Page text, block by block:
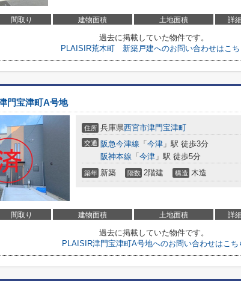
間取り 建物面積 土地面積 詳細
過去に掲載していた物件です。
PLAISIR荒木町 新築戸建へのお問い合わせはこち
門宝津町A号地
住所 兵庫県西宮市津門宝津町
交通 阪急今津線 「 今津 」駅 徒歩3分
阪神本線 「 今津 」駅 徒歩5分
築年 新築 階数 2階建 構造 木造
間取り 建物面積 土地面積 詳細
過去に掲載していた物件です。
PLAISIR津門宝津町A号地へのお問い合わせはこち